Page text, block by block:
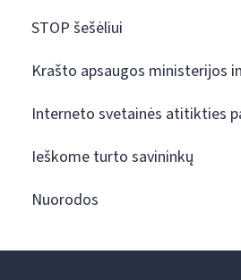
STOP šešėliui
Krašto apsaugos ministerijos
Interneto svetainės atitikties
Ieškome turto savininkų
Nuorodos